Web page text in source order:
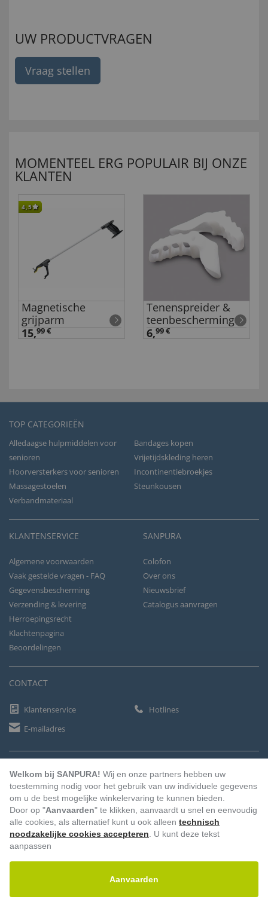
UW PRODUCTVRAGEN
Vraag stellen
MOMENTEEL ERG POPULAIR BIJ ONZE
KLANTEN
4,5
Magnetische
grijparm
15,99 €
Tenenspreider &
teenbescherming
6,99 €
TOP CATEGORIEËN
Alledaagse hulpmiddelen voor
senioren
Bandages kopen
Vrijetijdskleding heren
Hoorversterkers voor senioren
Incontinentiebroekjes
Massagestoelen
Steunkousen
Verbandmateriaal
KLANTENSERVICE
Algemene voorwaarden
Vaak gestelde vragen - FAQ
Gegevensbescherming
Verzending & levering
Herroepingsrecht
Klachtenpagina
Beoordelingen
SANPURA
Colofon
Over ons
Nieuwsbrief
Catalogus aanvragen
CONTACT
Klantenservice
Hotlines
E-mailadres
Vooruitbetaling Factuur Automatische afschrijving
Welkom bij SANPURA! Wij en onze partners hebben uw
toestemming nodig voor het gebruik van uw individuele gegevens
om u de best mogelijke winkelervaring te kunnen bieden.
Door op "Aanvaarden" te klikken, aanvaardt u snel en eenvoudig
alle cookies, als alternatief kunt u ook alleen technisch
noodzakelijke cookies accepteren . U kunt deze tekst
aanpassen
Aanvaarden